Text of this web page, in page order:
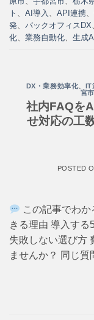
ト
AI導入 API連携
発
バックオフィスDX
化
業務自動化 生成AI
DX・業務効率化、 IT
宮市
社内FAQを
せ対応の工
POSTED
この記事でわ
きる理由 導入す
失敗しない選び方
ませんか？ 同じ